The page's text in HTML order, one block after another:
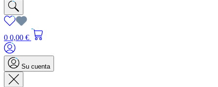
0 0,00 €
Su cuenta